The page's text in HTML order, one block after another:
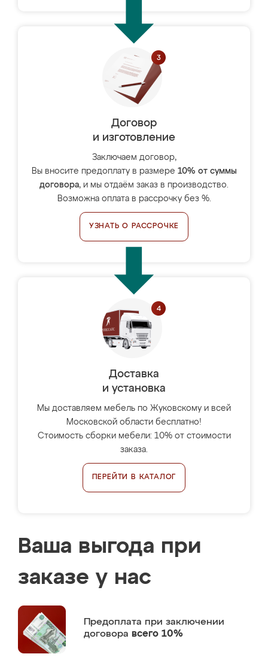
Договор
и изготовление
Заключаем договор,
Вы вносите предоплату в размере 10% от суммы
договора, и мы отдаём заказ в производство.
Возможна оплата в рассрочку без %.
УЗНАТЬ О РАССРОЧКЕ
Доставка
и установка
Мы доставляем мебель по Жуковскому и всей
Московской области бесплатно!
Стоимость сборки мебели: 10% от стоимости
заказа.
ПЕРЕЙТИ В КАТАЛОГ
Ваша выгода при
заказе у нас
Предоплата при заключении
договора всего 10%